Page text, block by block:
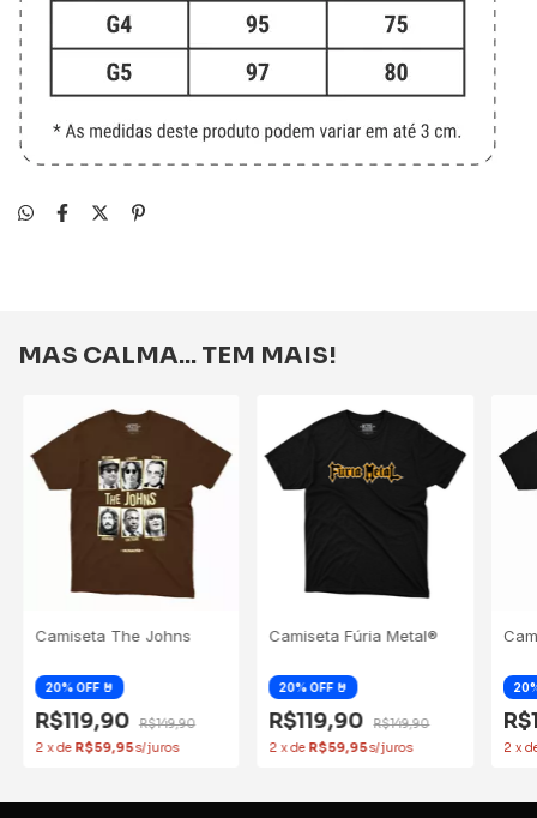
MAS CALMA... TEM MAIS!
Camiseta The Johns
R$119,90
R$149,90
2 xde R$59,95
Camiseta Fúria Metal®
R$119,90
R$149,90
2 xde R$59,95 2 x